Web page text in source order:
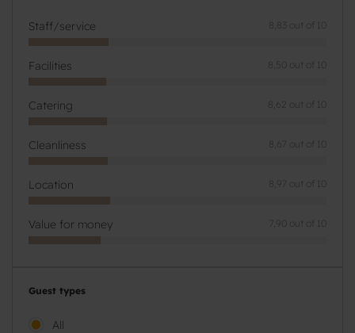
Staff/service 8,83 out of 10
Facilities 8,50 out of 10
Catering 8,62 out of 10
Cleanliness 8,67 out of 10
Location 8,97 out of 10
Value for money 7,90 out of 10
Guest types
All